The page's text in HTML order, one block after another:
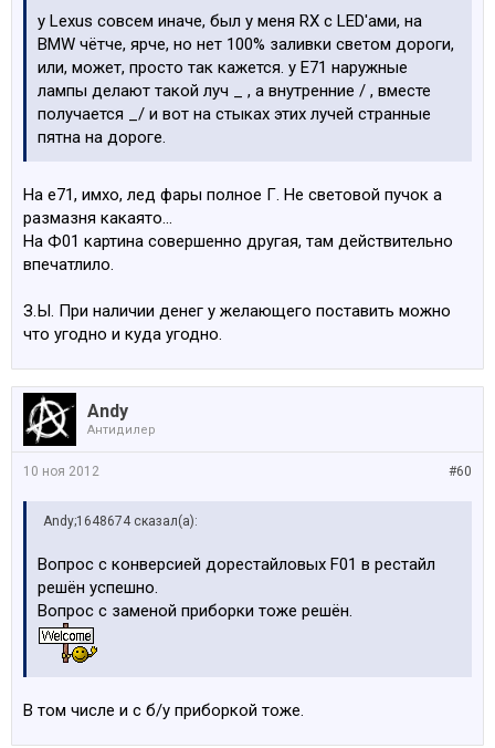
у Lexus совсем иначе, был у меня RX с LED'ами, на
BMW чётче, ярче, но нет 100% заливки светом дороги,
или, может, просто так кажется. у E71 наружные
лампы делают такой луч _ , а внутренние / , вместе
получается _/ и вот на стыках этих лучей странные
пятна на дороге.
На е71, имхо, лед фары полное Г. Не световой пучок а
размазня какаято...
На Ф01 картина совершенно другая, там действительно
впечатлило.
З.Ы. При наличии денег у желающего поставить можно
что угодно и куда угодно.
Andy
Антидилер
#60
10 ноя 2012
Andy;1648674 сказал(а):
Вопрос с конверсией дорестайловых F01 в рестайл
решён успешно.
Вопрос с заменой приборки тоже решён.
В том числе и с б/у приборкой тоже.